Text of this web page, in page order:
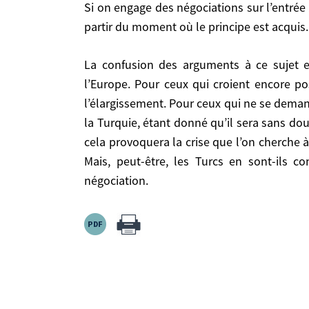
Si on engage des négociations sur l’entrée de la Turquie dans l’UE, cela interdit de lui fermer la porte car des pourparlers peuvent durer 50 ans à
partir du moment où le principe est
La confusion des arguments à ce sujet est étonnante. Elle révèle cette extraordinaire incertitude des européens eux-mêmes sur ce qu’est
l’Europe. Pour ceux qui croient encore
l’élargissement. Pour ceux qui ne se
la Turquie, étant donné qu’il sera sans
cela provoquera la crise que l’on
Mais, peut-être, les Turcs en sont-ils
négociation.
moment où le principe est acquis. Etes-vous
ceux qui croient encore possible une certaine
qui ne se demandent à l’inverse qu’à qui
sans doute impossible, le moment venu, de
reporter aujourd’hui, il aurait peut être été
se contenteront-ils très longtemps du statut,
Source:Https://www.hubertvedrine.net
Homepage > Publications > Je Ne Vois Pas